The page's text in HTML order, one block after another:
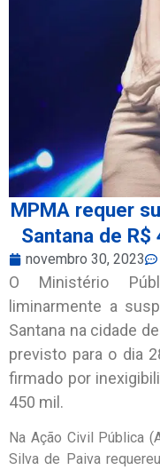
MPMA requer
Santana de
novembro 30, 2023
O Ministério
liminarmente a
Santana na cidade
previsto para o dia
firmado por
450 mil.
Na Ação Civil Pública
Silva de Paiva